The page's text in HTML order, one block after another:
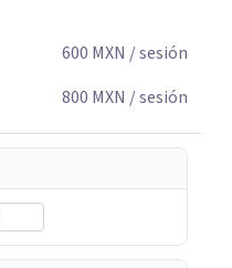
600 MXN / sesión
800 MXN / sesión